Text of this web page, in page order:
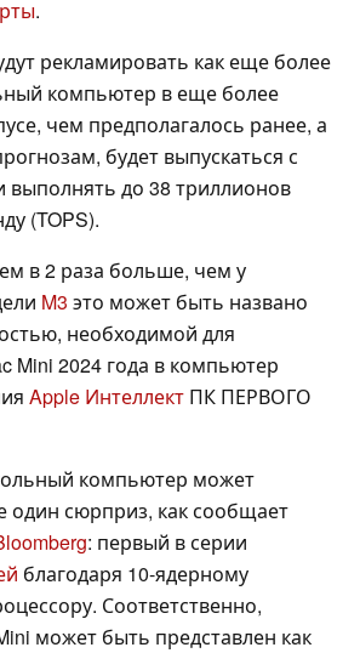
.
рекламировать как еще более
компьютер в еще более
чем предполагалось ранее, а
будет выпускаться с
до 38 триллионов
(TOPS).
в 2 раза больше, чем у
M3 это может быть названо
необходимой для
Mini 2024 года в компьютер
Apple Интеллект ПК ПЕРВОГО
компьютер может
один сюрприз, как сообщает
: первый в серии
благодаря 10-ядерному
Соответственно,
может быть представлен как